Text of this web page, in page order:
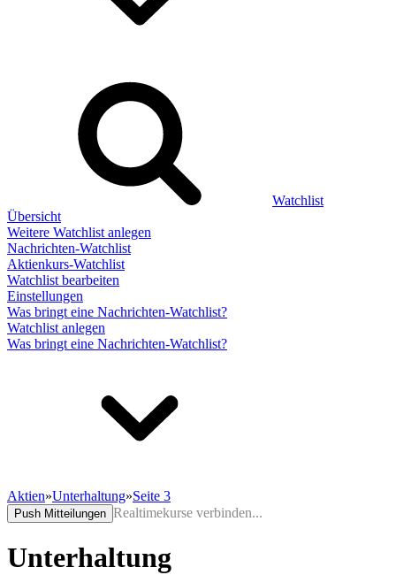
Watchlist
Übersicht
Weitere Watchlist anlegen
Nachrichten-Watchlist
Aktienkurs-Watchlist
Watchlist bearbeiten
Einstellungen
Was bringt eine Nachrichten-Watchlist?
Watchlist anlegen
Was bringt eine Nachrichten-Watchlist?
Aktien»Unterhaltung»Seite 3
Push Mitteilungen Realtimekurse verbinden...
Unterhaltung